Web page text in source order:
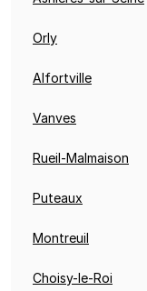
Orly
Alfortville
Vanves
Rueil-Malmaison
Puteaux
Montreuil
Choisy-le-Roi